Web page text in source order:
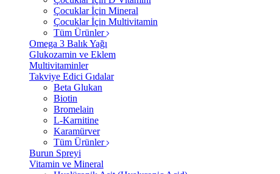
Çocuklar İçin Mineral
Çocuklar İçin Multivitamin
Tüm Ürünler
Omega 3 Balık Yağı
Glukozamin ve Eklem
Multivitaminler
Takviye Edici Gıdalar
Beta Glukan
Biotin
Bromelain
L-Karnitine
Karamürver
Tüm Ürünler
Burun Spreyi
Vitamin ve Mineral